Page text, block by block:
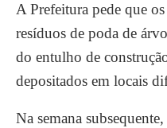
A Prefeitura pede que
resíduos de poda de
do entulho de
depositados em locais
Na semana